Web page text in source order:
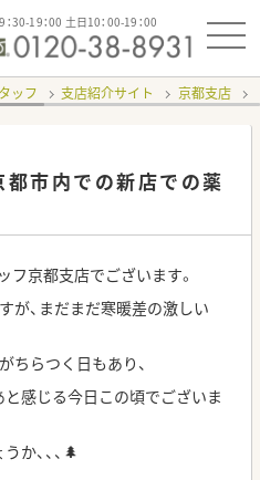
：30-19：00 土日10：00-19：00
ッフ 支店紹介サイト 京都支店
市内での新店での薬
フ京都支店でございます。
が、まだまだ寒暖差の激しい
ちらつく日もあり、
感じる今日この頃でございま
、、、🌲